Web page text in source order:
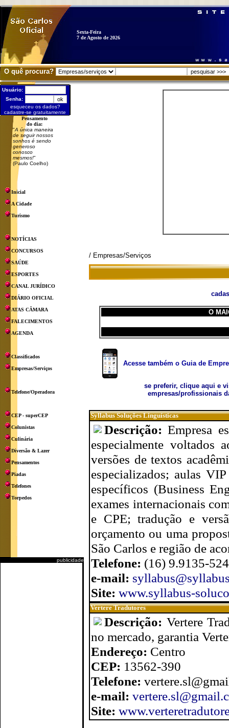
Sexta-Feira
7 de Agosto de 2026
O quê procura?
Usuário:
Senha:
esqueceu os dados?
cadastre-se gratuitamente
Pensamento
do dia:
"A única maneira
de seguir nossos
sonhos é sendo
generoso
conosco
mesmos!"
(Paulo Coelho)
Inicial
A Cidade
Turismo
NOTÍCIAS
CONCURSOS
SAÚDE
ESPORTES
CANAL JURÍDICO
DIÁRIO OFICIAL
ATAS CÂMARA
FALECIMENTOS
AGENDA
Classificados
Empresas/Serviços
Telefone/Operadora
CEP - superCEP
Colunistas
Culinária
Diversão & Lazer
Pensamentos
Piadas
Telefones
Torpedos
publicidade
/ Empresas/Serviços
O
Acesse também o Guia de
se preferir, clique aqui e
empresas/profissionais
Syllabus Soluções Linguísticas
Descrição:Empresa
especialmente voltados
versões de textos
especializados; aulas
específicos (Business
exames internacionais
e CPE; tradução e
orçamento ou uma
São Carlos e região de
Telefone: (16) 9.9135-
e-mail:
Site: www.syllabus-
Vertere Tradutores
Descrição: Vertere
no mercado, garantia
Endereço: Centro
CEP: 13562-390
Telefone:
e-mail:
Site: